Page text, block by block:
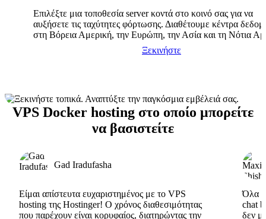
Επιλέξτε μια τοποθεσία server κοντά στο κοινό σας για να
αυξήσετε τις ταχύτητες φόρτωσης. Διαθέτουμε κέντρα
στη Βόρεια Αμερική, την Ευρώπη, την Ασία και τη Νότια
Ξεκινήστε
VPS Docker hosting στο οποίο μπορείτε
να βασιστείτε
Gad Iradufasha
Είμαι απίστευτα ευχαριστημένος με το VPS
hosting της Hostinger! Ο χρόνος διαθεσιμότητας
που παρέχουν είναι κορυφαίος, διατηρώντας την
Όλα
chat
δεν